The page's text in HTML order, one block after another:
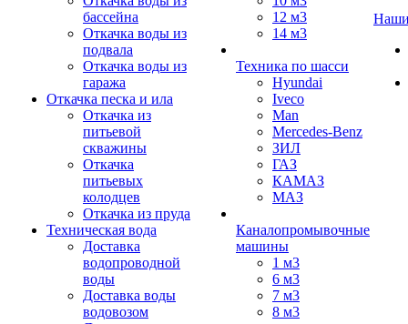
бассейна
Откачка воды из
подвала
Откачка воды из
гаража
Откачка песка и ила
Откачка из
питьевой
скважины
Откачка
питьевых
колодцев
Откачка из пруда
Техническая вода
Доставка
водопроводной
воды
Доставка воды
водовозом
12 м3
14 м3
Техника по шасси
Hyundai
Iveco
Man
Mercedes-Benz
ЗИЛ
ГАЗ
КАМАЗ
МАЗ
Каналопромывочные
машины
1 м3
6 м3
7 м3
8 м3